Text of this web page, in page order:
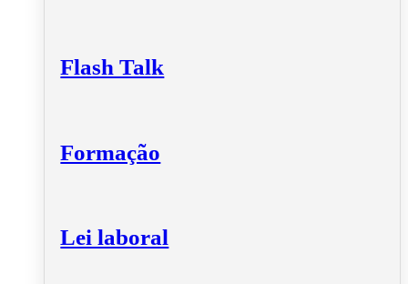
Flash Talk
Formação
Lei laboral